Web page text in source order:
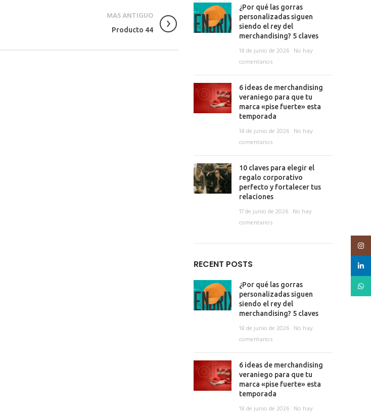
MAS ANTIGUO
Producto 44
¿Por qué las gorras
personalizadas siguen
siendo el rey del
merchandising? 5 claves
18 de junio de 2026 No hay
comentarios
6 ideas de merchandising
veraniego para que tu
marca «pise fuerte» esta
temporada
18 de junio de 2026 No hay
comentarios
10 claves para elegir el
regalo corporativo
perfecto y fortalecer tus
relaciones
17 de junio de 2026 No hay
comentarios
RECENT POSTS
¿Por qué las gorras
personalizadas siguen
siendo el rey del
merchandising? 5 claves
18 de junio de 2026 No hay
comentarios
6 ideas de merchandising
veraniego para que tu
marca «pise fuerte» esta
temporada
18 de junio de 2026 No hay